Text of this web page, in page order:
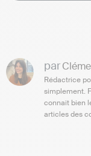
par
Rédactrice
simplement.
connait bien
articles des